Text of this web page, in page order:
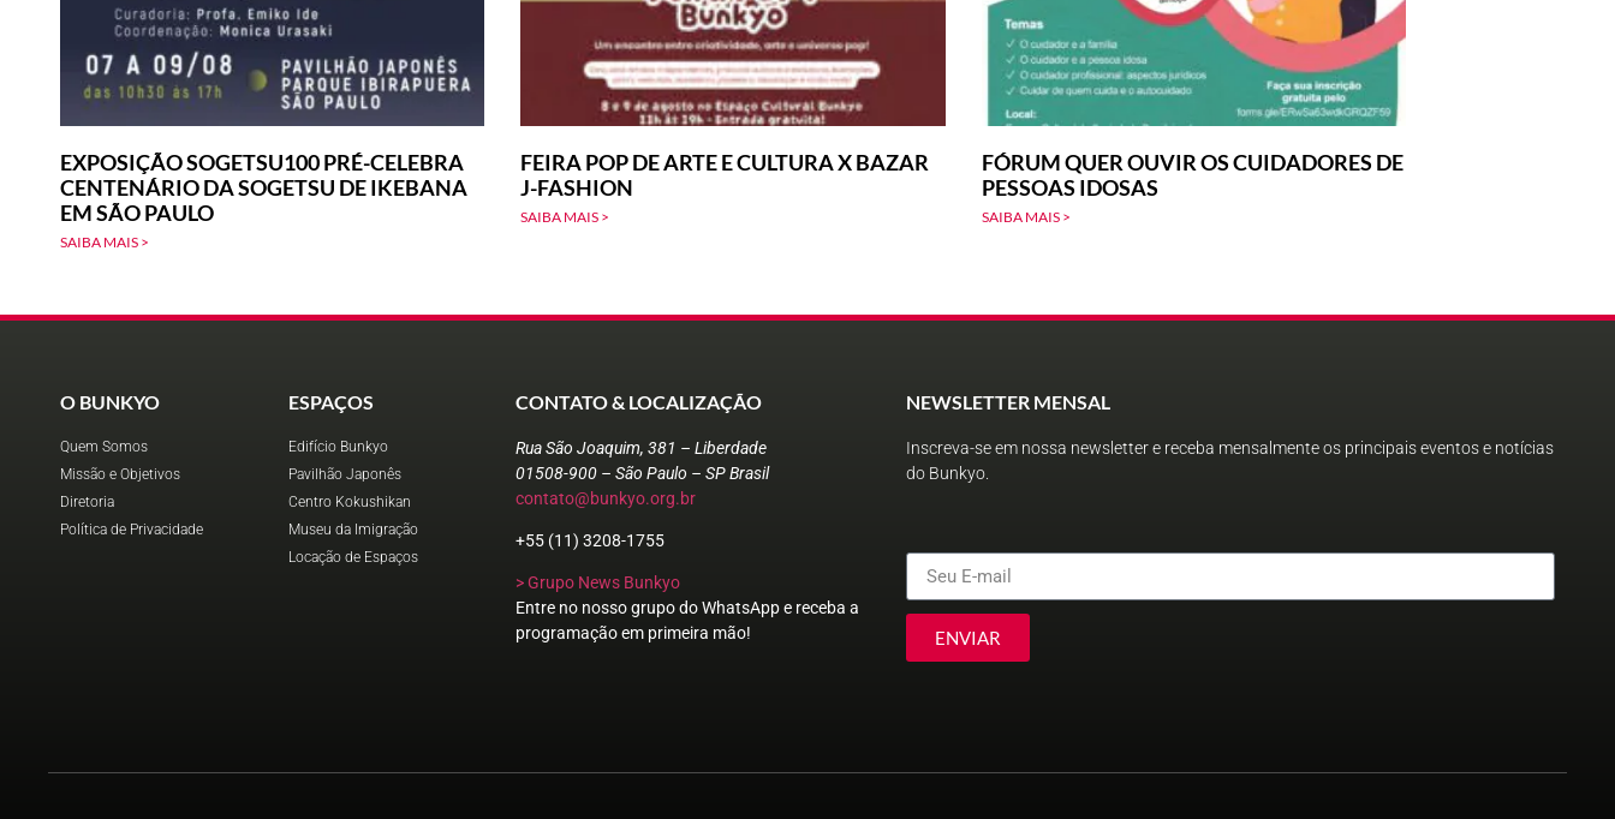
EXPOSIÇÃO SOGETSU100 PRÉ-CELEBRA
CENTENÁRIO DA SOGETSU DE IKEBANA
EM SÃO PAULO
SAIBA MAIS >
FEIRA POP DE ARTE E CULTURA X BAZAR
J-FASHION
SAIBA MAIS >
FÓRUM QUER OUVIR OS CUIDADORES DE
PESSOAS IDOSAS
SAIBA MAIS >
O BUNKYO
Quem Somos
Missão e Objetivos
Diretoria
Política de Privacidade
ESPAÇOS
Edifício Bunkyo
Pavilhão Japonês
Centro Kokushikan
Museu da Imigração
Locação de Espaços
CONTATO & LOCALIZAÇÃO
Rua São Joaquim, 381 – Liberdade
01508-900 – São Paulo – SP Brasil
contato@bunkyo.org.br
+55 (11) 3208-1755
> Grupo News Bunkyo
Entre no nosso grupo do WhatsApp e receba a
programação em primeira mão!
NEWSLETTER MENSAL
Inscreva-se em nossa newsletter e receba mensalmente os principais eventos e notícias
do Bunkyo.
ENVIAR